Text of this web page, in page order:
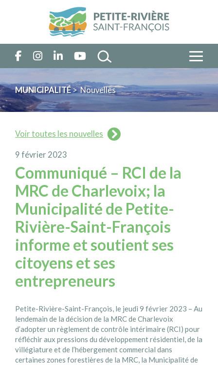
MUNICIPALITÉ> Nouvelles
Voir toutes les nouvelles
9 février 2023
Communiqué – RCI de la
MRC de Charlevoix; la
Municipalité de Petite-
Rivière-Saint-François
informe et soutient ses
citoyens et ses
entrepreneurs
Petite-Rivière-Saint-François, le jeudi 9 février 2023 – Au
lendemain de la décision de la MRC de Charlevoix
d’adopter un règlement de contrôle intérimaire (RCI) pour
réfléchir aux pressions du développement résidentiel, de la
villégiature et de l’hébergement commercial dans
certaines zones forestières de la MRC, la Municipalité de